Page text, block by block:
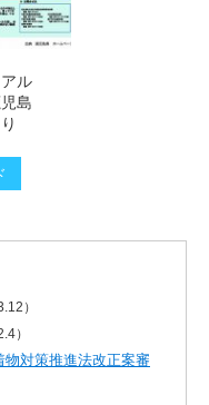
ル
島
り
）
）
対策推進法改正案審